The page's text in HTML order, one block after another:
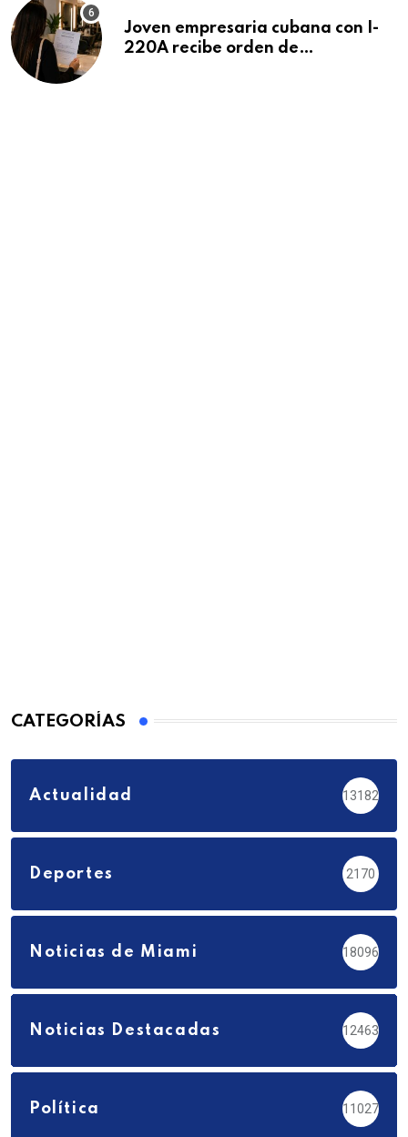
Joven empresaria cubana con I-
220A recibe orden de
CATEGORÍAS
Actualidad 13182
Deportes 2170
Noticias de Miami 18096
Noticias Destacadas 12463
Política 11027